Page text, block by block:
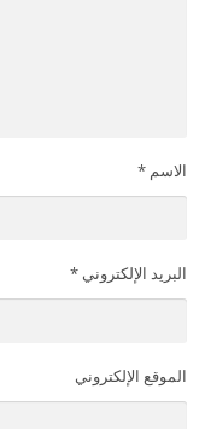
الاسم *
البريد الإلكتروني *
الموقع الإلكتروني